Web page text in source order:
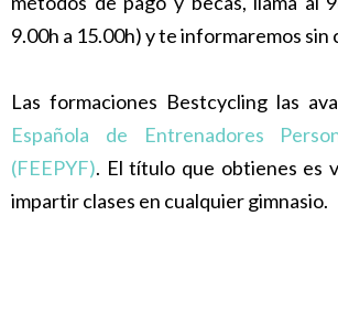
9.00h a 15.00h) y te informaremos sin
Las formaciones Bestcycling las
Española de Entrenadores
(FEEPYF). El título que obtienes es
impartir clases en cualquier gimnasio.